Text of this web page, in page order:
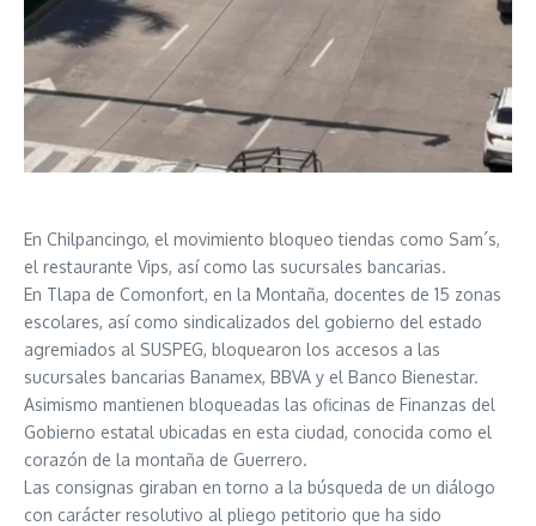
En Chilpancingo, el movimiento bloqueo tiendas como Sam´s,
el restaurante Vips, así como las sucursales bancarias.
En Tlapa de Comonfort, en la Montaña, docentes de 15 zonas
escolares, así como sindicalizados del gobierno del estado
agremiados al SUSPEG, bloquearon los accesos a las
sucursales bancarias Banamex, BBVA y el Banco Bienestar.
Asimismo mantienen bloqueadas las oficinas de Finanzas del
Gobierno estatal ubicadas en esta ciudad, conocida como el
corazón de la montaña de Guerrero.
Las consignas giraban en torno a la búsqueda de un diálogo
con carácter resolutivo al pliego petitorio que ha sido